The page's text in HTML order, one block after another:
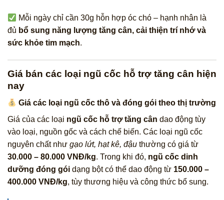
Mỗi ngày chỉ cần 30g hỗn hợp óc chó – hạnh nhân là
đủ bổ sung năng lượng tăng cân, cải thiện trí nhớ và
sức khỏe tim mạch.
Giá bán các loại ngũ cốc hỗ trợ tăng cân hiện
nay
Giá các loại ngũ cốc thô và đóng gói theo thị trường
Giá của các loại ngũ cốc hỗ trợ tăng cân dao động tùy
vào loại, nguồn gốc và cách chế biến. Các loại ngũ cốc
nguyên chất như gạo lứt, hạt kê, đậu thường có giá từ
30.000 – 80.000 VNĐ/kg. Trong khi đó, ngũ cốc dinh
dưỡng đóng gói dạng bột có thể dao động từ 150.000 –
400.000 VNĐ/kg, tùy thương hiệu và công thức bổ sung.